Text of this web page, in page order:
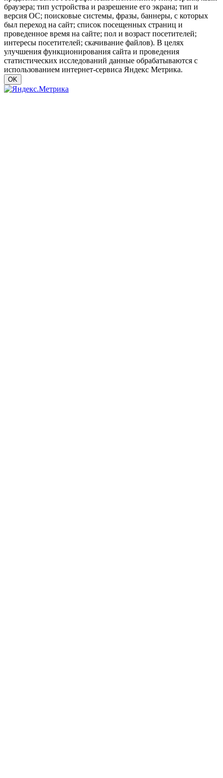
браузера; тип устройства и разрешение его экрана; тип и
версия ОС; поисковые системы, фразы, баннеры, с которых
был переход на сайт; список посещенных страниц и
проведенное время на сайте; пол и возраст посетителей;
интересы посетителей; скачивание файлов). В целях
улучшения функционирования сайта и проведения
статистических исследований данные обрабатываются с
использованием интернет-сервиса Яндекс Метрика.
OK